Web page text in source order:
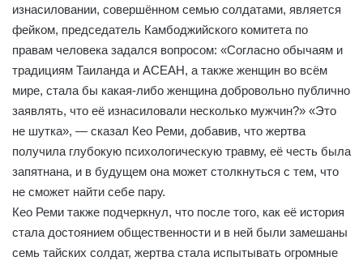
изнасиловании, совершённом семью солдатами, является
фейком, председатель Камбоджийского комитета по
правам человека задался вопросом: «Согласно обычаям и
традициям Таиланда и АСЕАН, а также женщин во всём
мире, стала бы какая-либо женщина добровольно публично
заявлять, что её изнасиловали несколько мужчин?» «Это
не шутка», — сказал Кео Реми, добавив, что жертва
получила глубокую психологическую травму, её честь была
запятнана, и в будущем она может столкнуться с тем, что
не сможет найти себе пару.
Кео Реми также подчеркнул, что после того, как её история
стала достоянием общественности и в ней были замешаны
семь тайских солдат, жертва стала испытывать огромные